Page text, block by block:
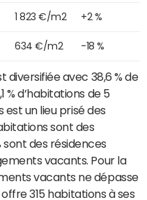
1 823 €/m2 +2 %
634 €/m2 -18 %
diversifiée avec 38,6 % de
% d’habitations de 5
est un lieu prisé des
sont des
sont des résidences
vacants. Pour la
vacants ne dépasse
offre 315 habitations à ses